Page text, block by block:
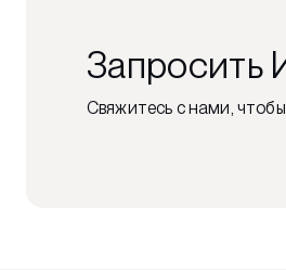
Свяжитесь с нами,